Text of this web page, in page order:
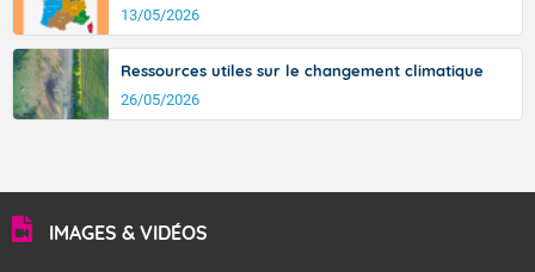
13/05/2026
Ressources utiles sur le changement climatique
26/05/2026
IMAGES & VIDÉOS